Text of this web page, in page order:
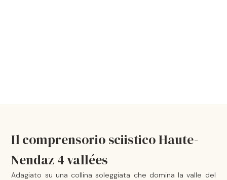
Il comprensorio sciistico Haute-
Nendaz 4 vallées
Adagiato su una collina soleggiata che domina la valle del